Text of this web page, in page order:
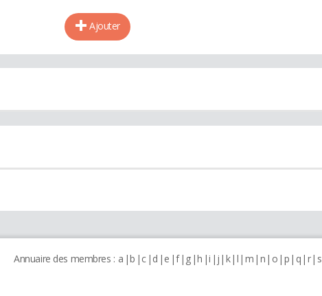
Ajouter
Annuaire des membres : a b c d e f g h i j k l m n o p q r s